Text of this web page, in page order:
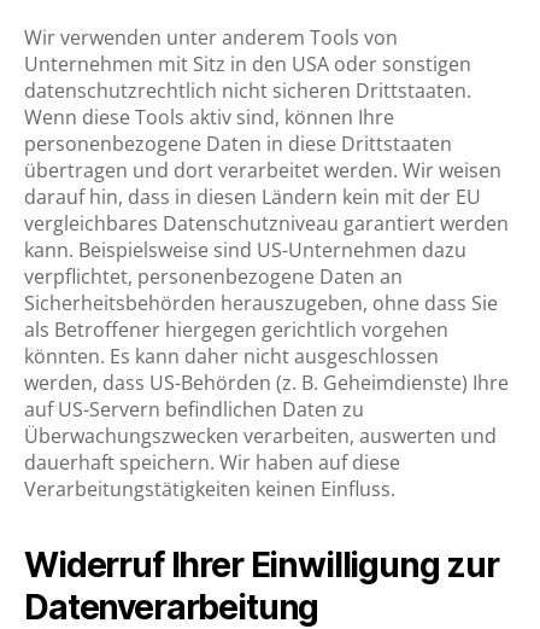
Wir verwenden unter anderem Tools von
Unternehmen mit Sitz in den USA oder sonstigen
datenschutzrechtlich nicht sicheren Drittstaaten.
Wenn diese Tools aktiv sind, können Ihre
personenbezogene Daten in diese Drittstaaten
übertragen und dort verarbeitet werden. Wir weisen
darauf hin, dass in diesen Ländern kein mit der EU
vergleichbares Datenschutzniveau garantiert werden
kann. Beispielsweise sind US-Unternehmen dazu
verpflichtet, personenbezogene Daten an
Sicherheitsbehörden herauszugeben, ohne dass Sie
als Betroffener hiergegen gerichtlich vorgehen
könnten. Es kann daher nicht ausgeschlossen
werden, dass US-Behörden (z. B. Geheimdienste) Ihre
auf US-Servern befindlichen Daten zu
Überwachungszwecken verarbeiten, auswerten und
dauerhaft speichern. Wir haben auf diese
Verarbeitungstätigkeiten keinen Einfluss.
Widerruf Ihrer Einwilligung zur
Datenverarbeitung